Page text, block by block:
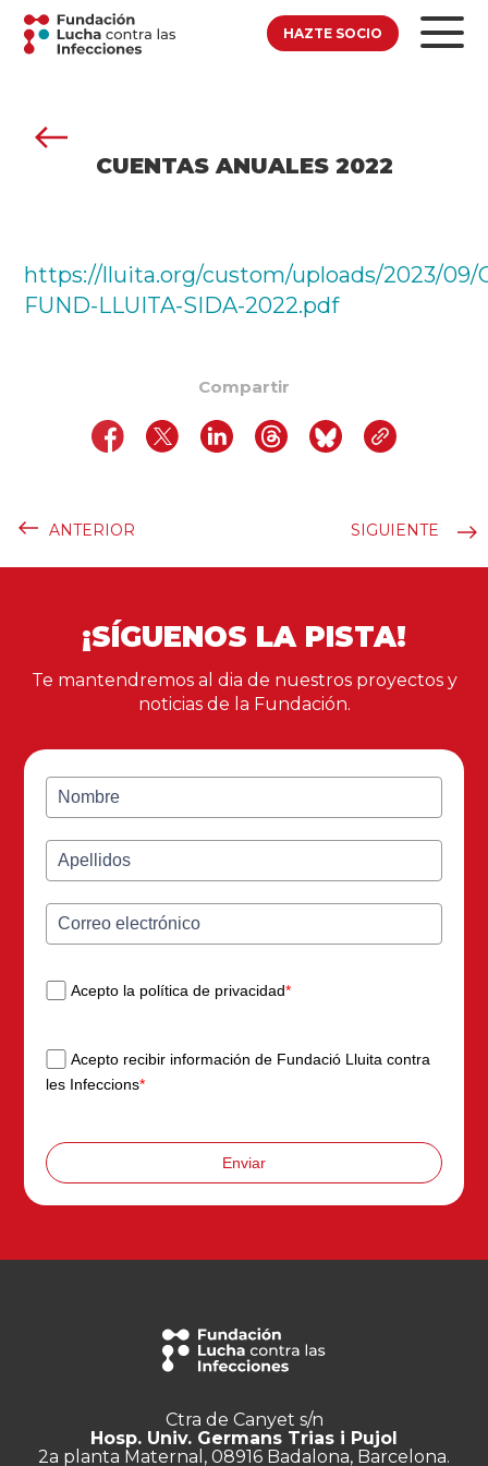
HAZTE SOCIO
CUENTAS ANUALES 2022
https://lluita.org/custom/uploads/2023/09/
FUND-LLUITA-SIDA-2022.pdf
Compartir
ANTERIOR SIGUIENTE
¡SÍGUENOS LA PISTA!
Te mantendremos al dia de nuestros proyectos y
noticias de la Fundación.
Acepto la política de privacidad*
Acepto recibir información de Fundació Lluita contra
les Infeccions*
Enviar
Ctra de Canyet s/n
Hosp. Univ. Germans Trias i Pujol
2a planta Maternal, 08916 Badalona, Barcelona.